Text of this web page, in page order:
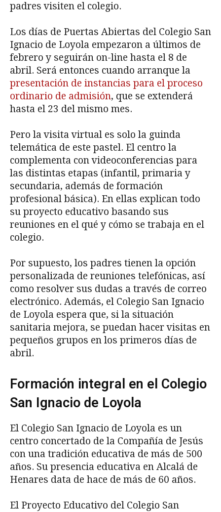
padres visiten el colegio.
Los días de Puertas Abiertas del Colegio San
Ignacio de Loyola empezaron a últimos de
febrero y seguirán on-line hasta el 8 de
abril. Será entonces cuando arranque la
presentación de instancias para el proceso
ordinario de admisión, que se extenderá
hasta el 23 del mismo mes.
Pero la visita virtual es solo la guinda
telemática de este pastel. El centro la
complementa con videoconferencias para
las distintas etapas (infantil, primaria y
secundaria, además de formación
profesional básica). En ellas explican todo
su proyecto educativo basando sus
reuniones en el qué y cómo se trabaja en el
colegio.
Por supuesto, los padres tienen la opción
personalizada de reuniones telefónicas, así
como resolver sus dudas a través de correo
electrónico. Además, el Colegio San Ignacio
de Loyola espera que, si la situación
sanitaria mejora, se puedan hacer visitas en
pequeños grupos en los primeros días de
abril.
Formación integral en el Colegio
San Ignacio de Loyola
El Colegio San Ignacio de Loyola es un
centro concertado de la Compañía de Jesús
con una tradición educativa de más de 500
años. Su presencia educativa en Alcalá de
Henares data de hace de más de 60 años.
El Proyecto Educativo del Colegio San